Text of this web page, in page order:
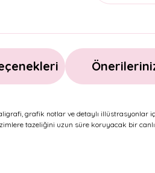
grafik notlar ve detaylı
tazeliğini uzun süre koruyacak bir